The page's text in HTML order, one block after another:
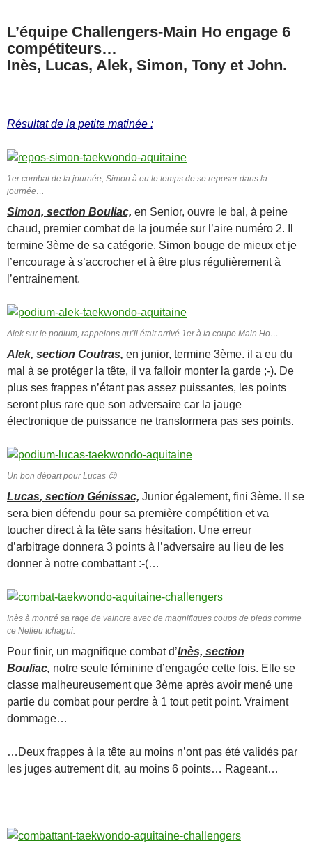
L’équipe Challengers-Main Ho engage 6
compétiteurs…
Inès, Lucas, Alek, Simon, Tony et John.
Résultat de la petite matinée :
1er combat de la journée, Simon à eu le temps de se reposer dans la
journée…
Simon, section Bouliac, en Senior, ouvre le bal, à peine
chaud, premier combat de la journée sur l’aire numéro 2. Il
termine 3ème de sa catégorie. Simon bouge de mieux et je
l’encourage à s’accrocher et à être plus régulièrement à
l’entrainement.
Alek sur le podium, rappelons qu’il était arrivé 1er à la coupe Main Ho…
Alek, section Coutras, en junior, termine 3ème. il a eu du
mal à se protéger la tête, il va falloir monter la garde ;-). De
plus ses frappes n’étant pas assez puissantes, les points
seront plus rare que son adversaire car la jauge
électronique de puissance ne transformera pas ses points.
Un bon départ pour Lucas 😉
Lucas, section Génissac, Junior également, fini 3ème. Il se
sera bien défendu pour sa première compétition et va
toucher direct à la tête sans hésitation. Une erreur
d’arbitrage donnera 3 points à l’adversaire au lieu de les
donner à notre combattant :-(…
Inès à montré sa rage de vaincre avec de magnifiques coups de pieds comme
ce Nelieu tchagui.
Pour finir, un magnifique combat d’Inès, section
Bouliac, notre seule féminine d’engagée cette fois. Elle se
classe malheureusement que 3ème après avoir mené une
partie du combat pour perdre à 1 tout petit point. Vraiment
dommage…
…Deux frappes à la tête au moins n’ont pas été validés par
les juges autrement dit, au moins 6 points… Rageant…